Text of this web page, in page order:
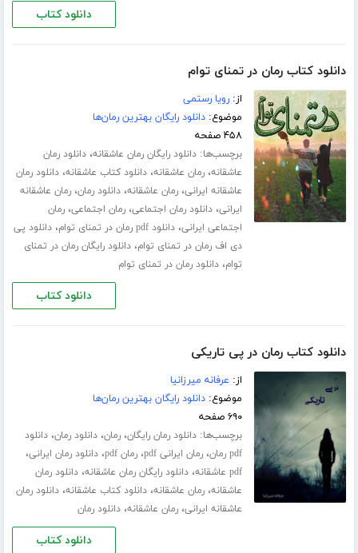
دانلود کتاب
دانلود کتاب رمان در تمنای توام
از:رویا رستمی
موضوع:دانلود رایگان بهترین رمان‌ها
۴۵۸ صفحه
برچسب‌ها:دانلود رایگان رمان عاشقانه،دانلود رمان
عاشقانه،رمان عاشقانه،دانلود کتاب عاشقانه،دانلود رمان
عاشقانه ایرانی،رمان عاشقانه،دانلود رمان،رمان عاشقانه
ایرانی،دانلود رمان اجتماعی،رمان اجتماعی،رمان
اجتماعی ایرانی،دانلود pdf رمان در تمنای توام ،دانلود پی
دی اف رمان در تمنای توام،دانلود رایگان رمان در تمنای
توام،دانلود رمان در تمنای توام
دانلود کتاب
دانلود کتاب رمان در پی تاریکی
از: عرفانه میرزانیا
موضوع:دانلود رایگان بهترین رمان‌ها
۶۹۰ صفحه
برچسب‌ها:دانلود رمان رایگان،رمان،دانلود رمان،دانلود
pdf رمان
،رمان ایرانی pdf ،رمان pdf ،دانلود رمان ایرانی،
pdf عاشقانه ،دانلود رایگان رمان عاشقانه،دانلود رمان
عاشقانه،رمان عاشقانه،دانلود کتاب عاشقانه،دانلود رمان
عاشقانه ایرانی،رمان عاشقانه،دانلود رمان
دانلود کتاب